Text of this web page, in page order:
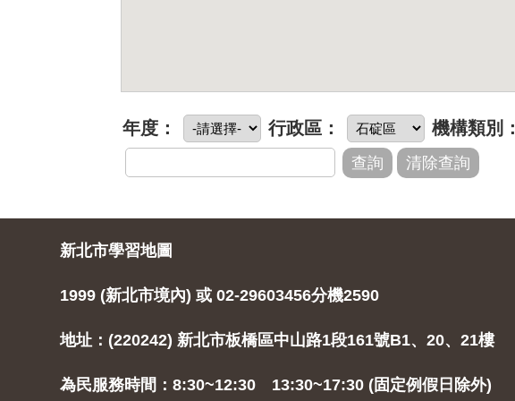
年度： 行政區： 機構類別：
新北市學習地圖
1999 (新北市境內) 或 02-29603456分機2590
地址：(220242) 新北市板橋區中山路1段161號B1、20、21樓
為民服務時間：8:30~12:30 13:30~17:30 (固定例假日除外)